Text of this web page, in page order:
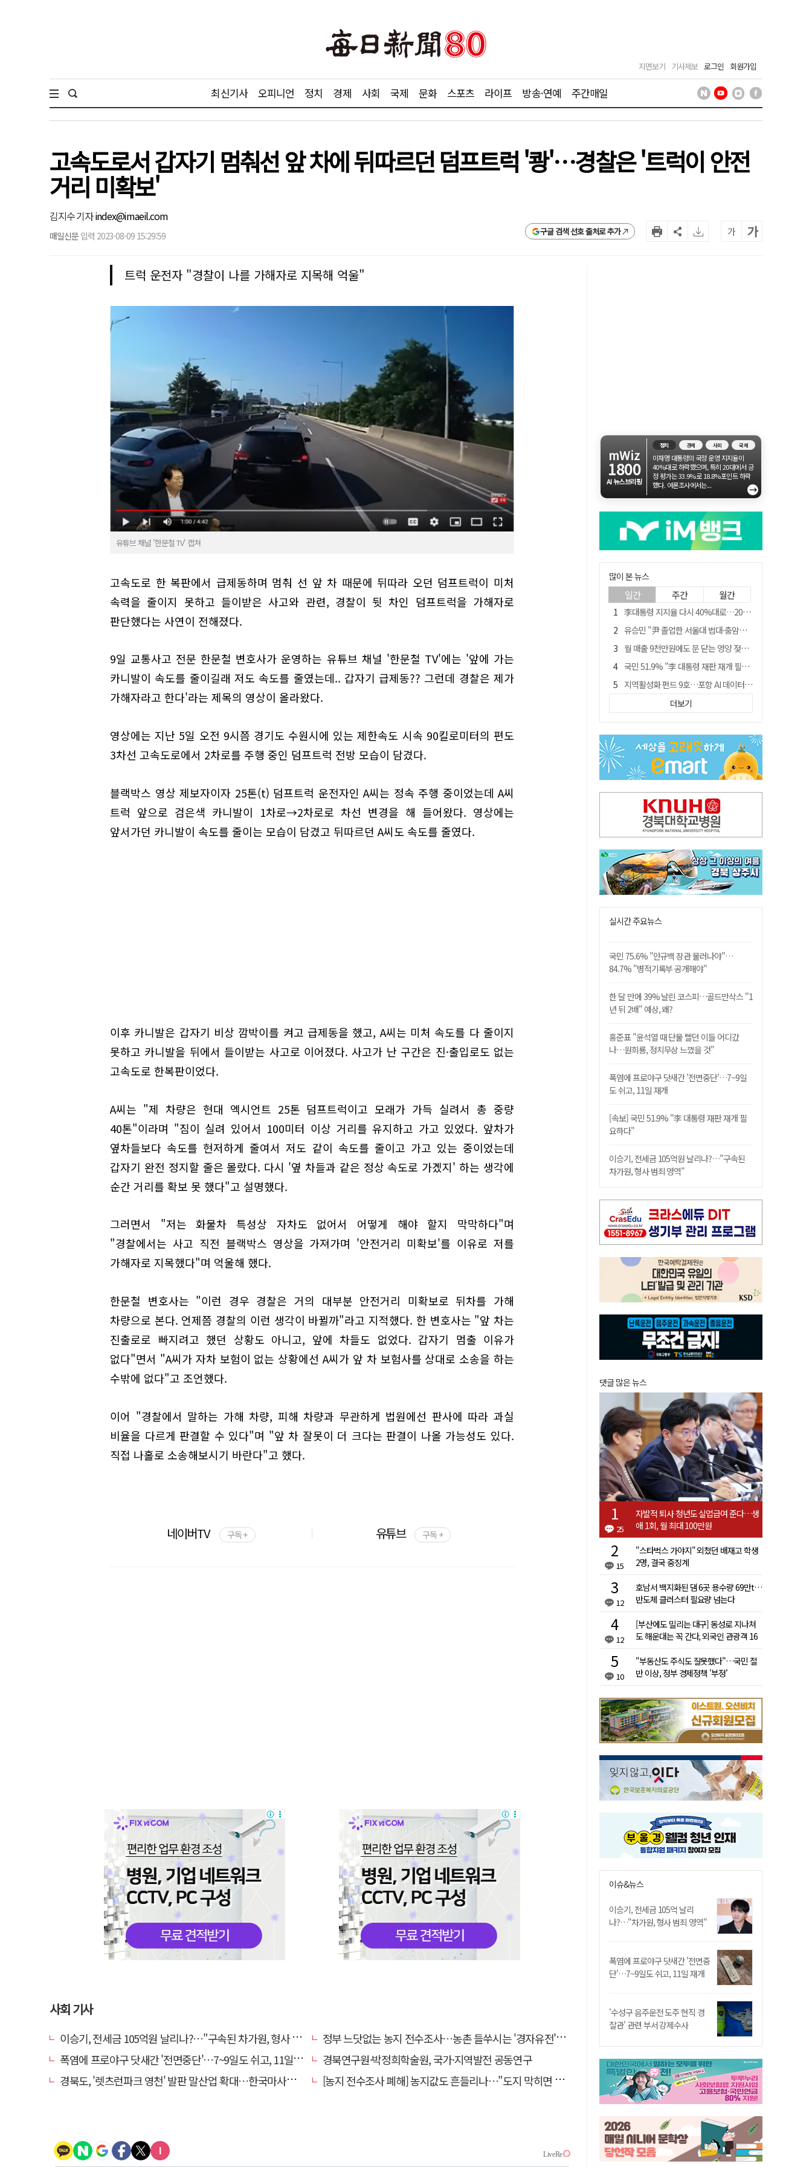
지면보기 기사제보 로그인 회원가입
최신기사 오피니언 정치 경제 사회 국제 문화 스포츠 라이프 방송·연예 주간매일
고속도로서 갑자기 멈춰선 앞 차에 뒤따르던 덤프트럭 '쾅'…경찰은 '트럭이 안전
거리 미확보'
김지수 기자index@imaeil.com
매일신문 입력 2023-08-09 15:29:59 구글 검색 선호 출처로 추가 가 가
트럭 운전자 "경찰이 나를 가해자로 지목해 억울"
유튜브 채널 '한문철 TV' 캡쳐
고속도로 한 복판에서 급제동하며 멈춰 선 앞 차 때문에 뒤따라 오던 덤프트럭이 미처
속력을 줄이지 못하고 들이받은 사고와 관련, 경찰이 뒷 차인 덤프트럭을 가해자로
판단했다는 사연이 전해졌다.
9일 교통사고 전문 한문철 변호사가 운영하는 유튜브 채널 '한문철 TV'에는 '앞에 가는
카니발이 속도를 줄이길래 저도 속도를 줄였는데.. 갑자기 급제동?? 그런데 경찰은 제가
가해자라고 한다'라는 제목의 영상이 올라왔다.
영상에는 지난 5일 오전 9시쯤 경기도 수원시에 있는 제한속도 시속 90킬로미터의 편도
3차선 고속도로에서 2차로를 주행 중인 덤프트럭 전방 모습이 담겼다.
블랙박스 영상 제보자이자 25톤(t) 덤프트럭 운전자인 A씨는 정속 주행 중이었는데 A씨
트럭 앞으로 검은색 카니발이 1차로→2차로로 차선 변경을 해 들어왔다. 영상에는
앞서가던 카니발이 속도를 줄이는 모습이 담겼고 뒤따르던 A씨도 속도를 줄였다.
이후 카니발은 갑자기 비상 깜박이를 켜고 급제동을 했고, A씨는 미처 속도를 다 줄이지
못하고 카니발을 뒤에서 들이받는 사고로 이어졌다. 사고가 난 구간은 진·출입로도 없는
고속도로 한복판이었다.
A씨는 "제 차량은 현대 엑시언트 25톤 덤프트럭이고 모래가 가득 실려서 총 중량
40톤"이라며 "짐이 실려 있어서 100미터 이상 거리를 유지하고 가고 있었다. 앞차가
옆차들보다 속도를 현저하게 줄여서 저도 같이 속도를 줄이고 가고 있는 중이었는데
갑자기 완전 정지할 줄은 몰랐다. 다시 '옆 차들과 같은 정상 속도로 가겠지' 하는 생각에
순간 거리를 확보 못 했다"고 설명했다.
그러면서 "저는 화물차 특성상 자차도 없어서 어떻게 해야 할지 막막하다"며
"경찰에서는 사고 직전 블랙박스 영상을 가져가며 '안전거리 미확보'를 이유로 저를
가해자로 지목했다"며 억울해 했다.
한문철 변호사는 "이런 경우 경찰은 거의 대부분 안전거리 미확보로 뒤차를 가해
차량으로 본다. 언제쯤 경찰의 이런 생각이 바뀔까"라고 지적했다. 한 변호사는 "앞 차는
진출로로 빠지려고 했던 상황도 아니고, 앞에 차들도 없었다. 갑자기 멈출 이유가
없다"면서 "A씨가 자차 보험이 없는 상황에선 A씨가 앞 차 보험사를 상대로 소송을 하는
수밖에 없다"고 조언했다.
이어 "경찰에서 말하는 가해 차량, 피해 차량과 무관하게 법원에선 판사에 따라 과실
비율을 다르게 판결할 수 있다"며 "앞 차 잘못이 더 크다는 판결이 나올 가능성도 있다.
직접 나홀로 소송해보시기 바란다"고 했다.
네이버TV 구독 + 유튜브 구독 +
사회 기사
이승기, 전세금 105억원 날리나?…"구속된 차가원, 형사 범죄 영역"
정부 느닷없는 농지 전수조사…농촌 들쑤시는 '경자유전'의 칼날
폭염에 프로야구 닷새간 '전면중단'…7~9일도 쉬고, 11일 재개
경북연구원·박정희학술원, 국가·지역발전 공동연구
경북도, '렛츠런파크 영천' 발판 말산업 확대…한국마사회 유치도 총력
[농지 전수조사 폐해] 농지값도 흔들리나…"도지 막히면 헐값 매물 나올 수도"
mWiz
1800
AI 뉴스브리핑
정치 경제 사회 국제
이재명 대통령의 국정 운영 지지율이
40%대로 하락했으며, 특히 20대에서 긍
정 평가는 33.9%로 18.8%포인트 하락
했다. 여론조사에서는...
→
많이 본 뉴스
일간 주간 월간
李대통령 지지율 다시 40%대로…20대는 18.8%p 급락
유승민 "尹 졸업한 서울대 법대·충암고도 없애야"…李 육사 통합 직격
월 매출 9천만원에도 문 닫는 영양 젖소농장… "일할 사람이 없어"
국민 51.9% "李 대통령 재판 재개 필요하다"
지역활성화 펀드 9호…포항 AI 데이터센터에 6천억 투입
경북 영천시, 9월부터 11월까지 반값 여행 혜택 제공
'솔리다임 IPO 추진설' SK하이닉스, 주가 9% 급락
경찰, 홍명보 선임 의혹 수사…대한축구협회 전격 압수수색
"김용민, 흑백논리로 세상 보는 듯" 검찰 내부서 지탄
더보기
실시간 주요뉴스
국민 75.6% "안규백 장관 물러나야"…
84.7% "병적기록부 공개해야"
한 달 만에 39% 날린 코스피…골드만삭스 "1
년 뒤 2배" 예상, 왜?
홍준표 "윤석열 때 단물 빨던 이들 어디갔
나…원희룡, 정치무상 느꼈을 것"
폭염에 프로야구 닷새간 '전면중단'…7~9일
도 쉬고, 11일 재개
[속보] 국민 51.9% "李 대통령 재판 재개 필
요하다"
이승기, 전세금 105억원 날리나?…"구속된
차가원, 형사 범죄 영역"
댓글 많은 뉴스
25
자발적 퇴사 청년도 실업급여 준다…생
애 1회, 월 최대 100만원
15
"스타벅스 가야지" 외쳤던 배재고 학생
2명, 결국 중징계
12
호남서 백지화된 댐 6곳 용수량 69만t…
반도체 클러스터 필요량 넘는다
12
[부산에도 밀리는 대구] 동성로 지나쳐
도 해운대는 꼭 간다, 외국인 관광객 16
10
"부동산도 주식도 잘못했다"…국민 절
반 이상, 정부 경제정책 '부정'
이슈&뉴스
이승기, 전세금 105억 날리
나?…"차가원, 형사 범죄 영역"
폭염에 프로야구 닷새간 '전면중
단'…7~9일도 쉬고, 11일 재개
'수성구 음주운전 도주 현직 경
찰관' 관련 부서 강제수사